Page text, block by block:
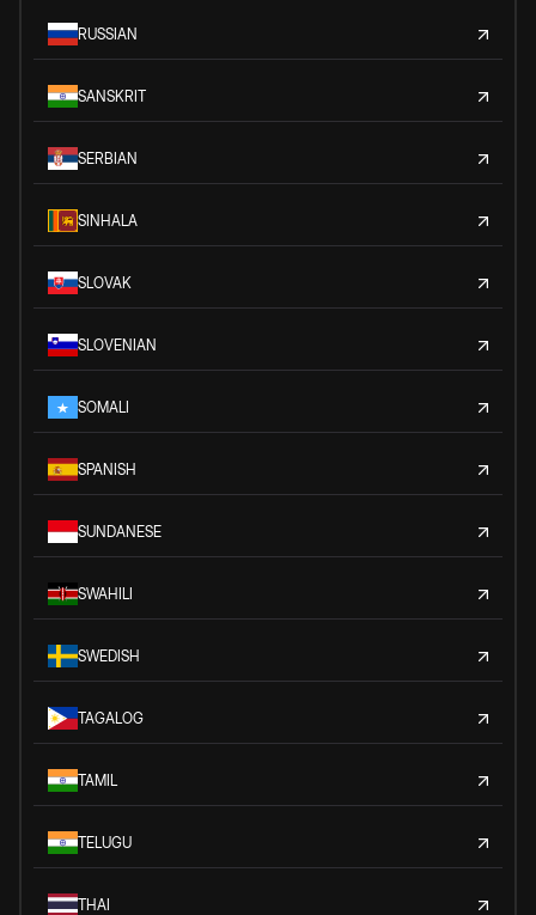
RUSSIAN
SANSKRIT
SERBIAN
SINHALA
SLOVAK
SLOVENIAN
SOMALI
SPANISH
SUNDANESE
SWAHILI
SWEDISH
TAGALOG
TAMIL
TELUGU
THAI